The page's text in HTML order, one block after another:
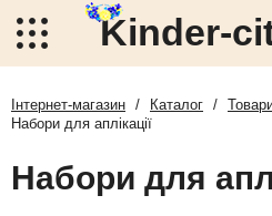
Kinder-
Інтернет-магазин / Каталог /
Набори для аплікації
Набори для